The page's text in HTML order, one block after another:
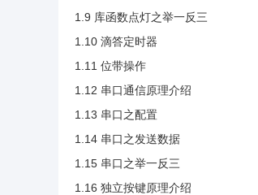
1.9 库函数点灯之举一反三
1.10 滴答定时器
1.11 位带操作
1.12 串口通信原理介绍
1.13 串口之配置
1.14 串口之发送数据
1.15 串口之举一反三
1.16 独立按键原理介绍